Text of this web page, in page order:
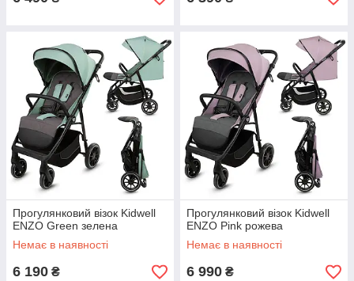
Прогулянковий візок Kidwell
ENZO Green зелена
Немає в наявності
6 190 ₴
Прогулянковий візок Kidwell
ENZO Pink рожева
Немає в наявності
6 990 ₴